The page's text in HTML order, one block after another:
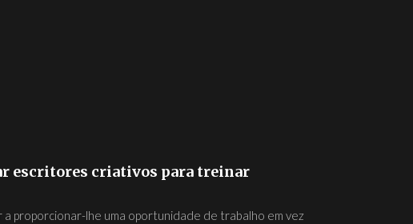
escritores criativos para treinar
proporcionar-lhe uma oportunidade de trabalho em vez